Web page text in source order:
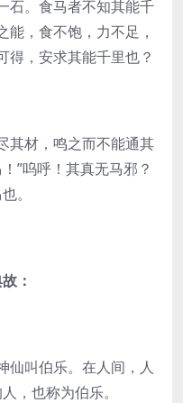
。食马者不知其能千
能，食不饱，力不足，
得，安求其能千里也？
材，鸣之而不能通其
”呜呼！其真无马邪？
。
：
叫伯乐。在人间，人
，也称为伯乐。